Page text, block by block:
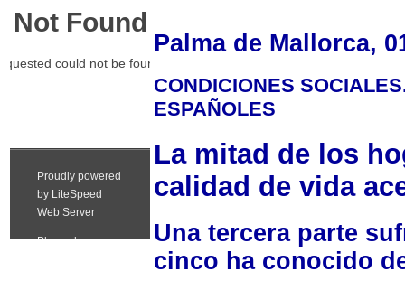
Palma de Mallorca,
CONDICIONES
ESPAÑOLES
La mitad de los
calidad de vida
Una tercera parte
cinco ha conocido